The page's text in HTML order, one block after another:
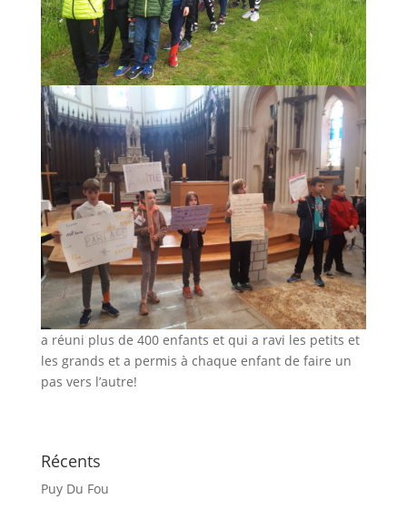
a réuni plus de 400 enfants et qui a ravi les petits et
les grands et a permis à chaque enfant de faire un
pas vers l’autre!
Récents
Puy Du Fou